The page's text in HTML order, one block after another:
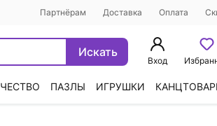
Партнёрам Доставка Оплата
Искать
Вход
ПАЗЛЫ ИГРУШКИ